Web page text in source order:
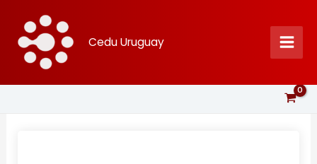
contenido
Cedu Uruguay